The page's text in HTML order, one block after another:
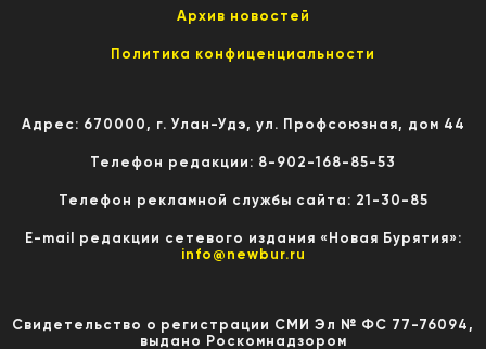
Архив новостей
Политика конфиценциальности
Адрес: 670000, г. Улан-Удэ, ул. Профсоюзная, дом 44
Телефон редакции: 8-902-168-85-53
Телефон рекламной службы сайта: 21-30-85
E-mail редакции сетевого издания «Новая Бурятия»:
info@newbur.ru
Свидетельство о регистрации СМИ Эл № ФС 77-76094,
выдано Роскомнадзором